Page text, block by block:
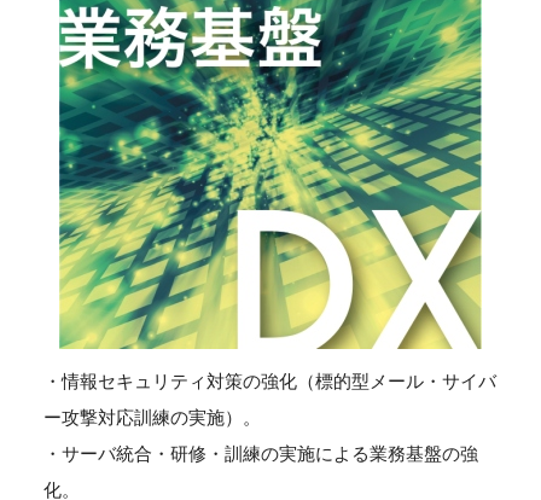
・情報セキュリティ対策の強化（標的型メール・サイバ
ー攻撃対応訓練の実施）。
・サーバ統合・研修・訓練の実施による業務基盤の強
化。